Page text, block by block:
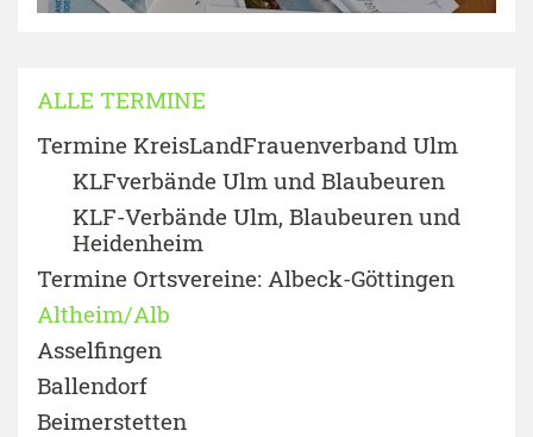
ALLE TERMINE
Termine KreisLandFrauenverband Ulm
KLFverbände Ulm und Blaubeuren
KLF-Verbände Ulm, Blaubeuren und
Heidenheim
Termine Ortsvereine: Albeck-Göttingen
Altheim/Alb
Asselfingen
Ballendorf
Beimerstetten